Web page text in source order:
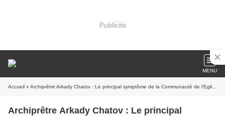
Publicité
MENU
Accueil » Archiprêtre Arkady Chatov : Le principal symptôme de la Communauté de l'Eglise - l'Amour
Archiprêtre Arkady Chatov : Le principal